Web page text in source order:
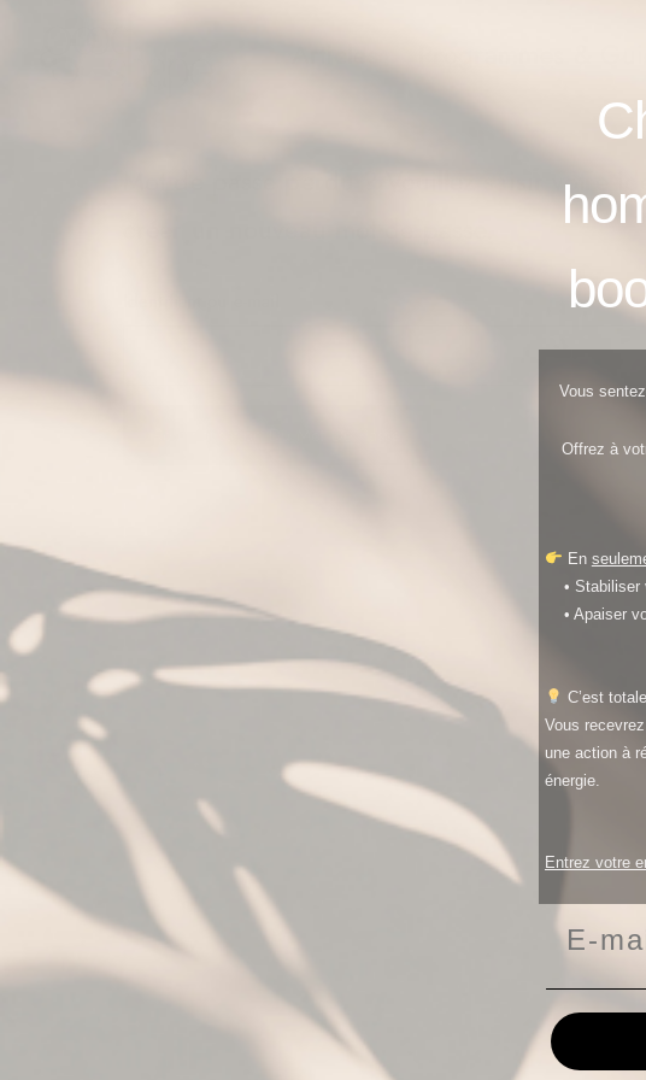
Articles
Mot de passe perdu ? Veuillez saisir votre
Vous
Offrez à
En
• Stabiliser
• Apaiser
C’est
Vous
une action à
énergie.
Entrez votre
Email